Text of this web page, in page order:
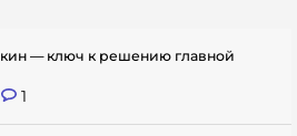
— ключ к решению главной
1